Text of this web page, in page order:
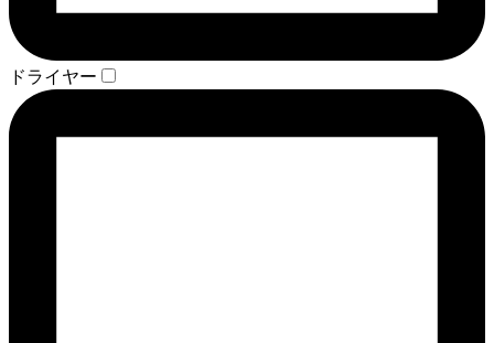
ドライヤー